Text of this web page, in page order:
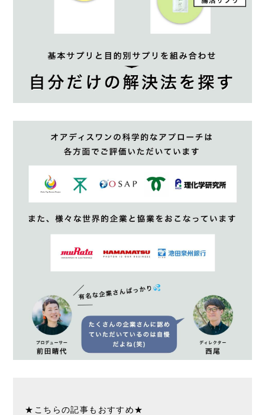
★こちらの記事もおすすめ★